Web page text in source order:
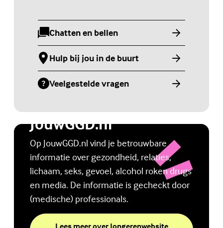
Chatten en bellen
(Externe link)
Hulp bij jou in de buurt
(Externe link)
Veelgestelde vragen
(Externe link)
Jongerenwebsite
JouwGGD.nl
Op JouwGGD.nl vind je betrouwbare
informatie over gezondheid, relaties,
lichaam, seks, gevoel, alcohol roken drugs
en media. De informatie is gecheckt door
(medische) professionals.
Lees meer over Jongerenwebsite